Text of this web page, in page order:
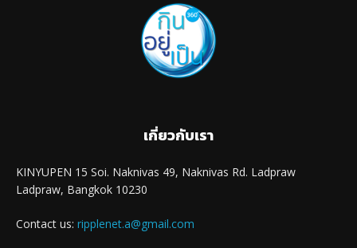
เกี่ยวกับเรา
KINYUPEN 15 Soi. Naknivas 49, Naknivas Rd. Ladpraw
Ladpraw, Bangkok 10230
Contact us: ripplenet.a@gmail.com